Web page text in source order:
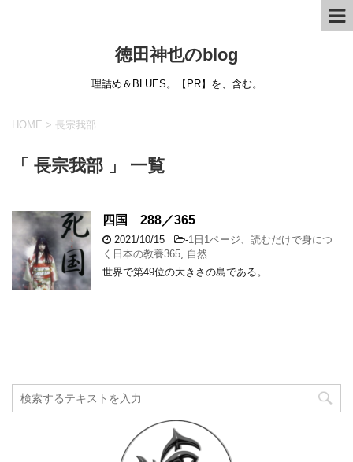
徳田神也のblog
理詰め＆BLUES。【PR】を、含む。
HOME > 長宗我部
「 長宗我部 」 一覧
四国 288／365
2021/10/15 -1日1ページ、読むだけで身につ
く日本の教養365 自然
世界で第49位の大きさの島である。